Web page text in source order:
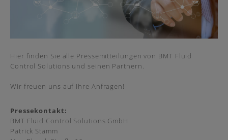
Hier finden Sie alle Pressemitteilungen von BMT Fluid
Control Solutions und seinen Partnern.
Wir freuen uns auf Ihre Anfragen!
Pressekontakt:
BMT Fluid Control Solutions GmbH
Patrick Stamm